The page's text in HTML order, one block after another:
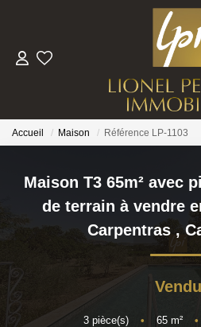
BIENS
NOTRE
Accueil Maison Référence LP-1103
Maison T3 65m² avec
de terrain à vendre
Carpentras ,
Vendu
3pièce(s) • 65m² •